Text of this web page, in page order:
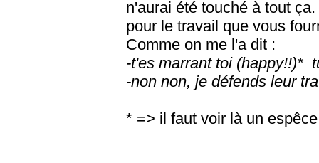
n'aurai été touché à tout ça.
pour le travail que vous
Comme on me l'a dit :
-t'es marrant toi (happy!!)*
-non non, je défends leur
* => il faut voir là un